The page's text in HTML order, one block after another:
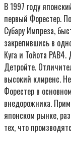
В 1997 году
первый Форестер.
Субару Импреза,
закрепившись в
Куга и Тойота
Детройте.
высокий клиренс.
Форестер в
внедорожника.
японском рынке,
тех, что